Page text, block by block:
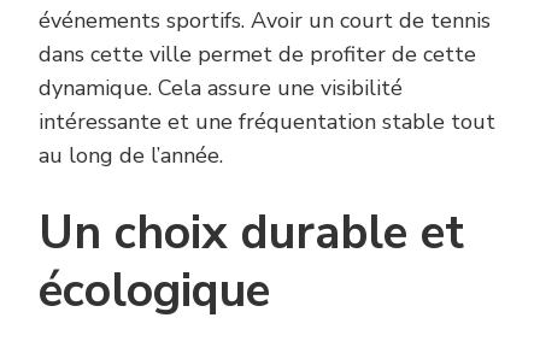
événements sportifs. Avoir un court de tennis
dans cette ville permet de profiter de cette
dynamique. Cela assure une visibilité
intéressante et une fréquentation stable tout
au long de l’année.
Un choix durable et
écologique